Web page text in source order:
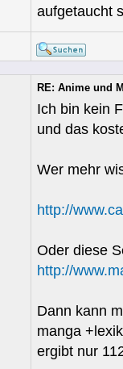
aufgetaucht
RE: Anime und
Ich bin kein
und das
Wer mehr
http://
Oder diese
http://
Dann kann
manga
ergibt nur